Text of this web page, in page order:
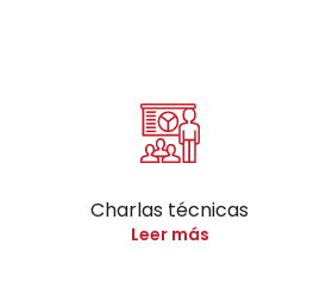
Charlas técnicas
Leer más